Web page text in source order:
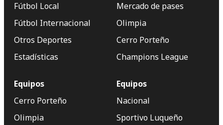
Fútbol Local
Fútbol Internacional
Otros Deportes
Estadísticas
Mercado de pases
Olimpia
Cerro Porteño
Champions League
Equipos
Cerro Porteño
Olimpia
Equipos
Nacional
Sportivo Luqueño